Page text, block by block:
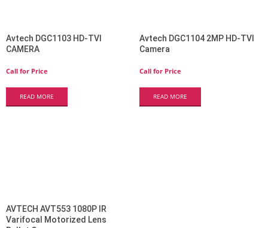
Avtech DGC1103 HD-TVI
CAMERA
Call for Price
READ MORE
Avtech DGC1104 2MP HD-TVI
Camera
Call for Price
READ MORE
AVTECH AVT553 1080P IR
Varifocal Motorized Lens